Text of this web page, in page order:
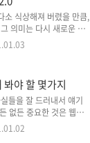
비주얼 커뮤니케이션
with Business,
Business 지나치지 않
신의 비즈니스와 함께
소 식상해져 버렸을 만큼,
의미는 다시 새로운 해
로운 웹의 간격을 더욱
만, 그 유행의 기본 의
민을 해보았어요. 이제
영역이 다양하게 세분
할이 모호해져 버린 상
고 지내던 웹디자이너
러스트레이터, UI 디자
야 할 몇가지
들을 잘 드러내서 얘기
없든 중요한 것은 웹디
생각합니다. 아래 글은
떤 분이 잘 정리하신 글